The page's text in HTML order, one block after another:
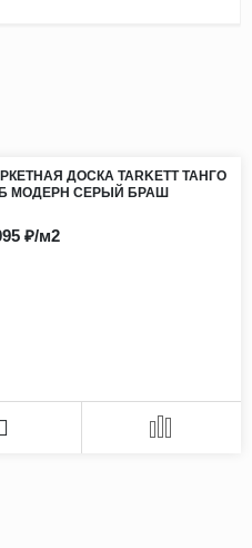
ДОСКА TARKETT ТАНГО
МОДЕРН СЕРЫЙ БРАШ
₽/м2